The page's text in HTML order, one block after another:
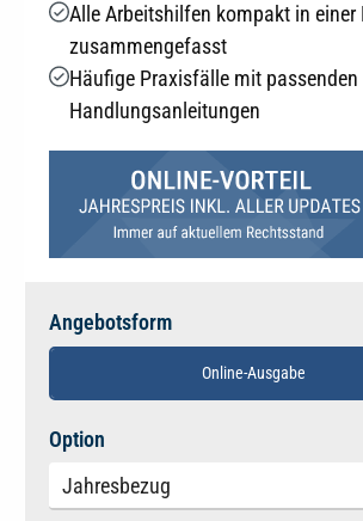
Alle Arbeitshilfen kompakt in einer
zusammengefasst
Häufige Praxisfälle mit passenden
Handlungsanleitungen
Angebotsform
Online-Ausgabe
Option